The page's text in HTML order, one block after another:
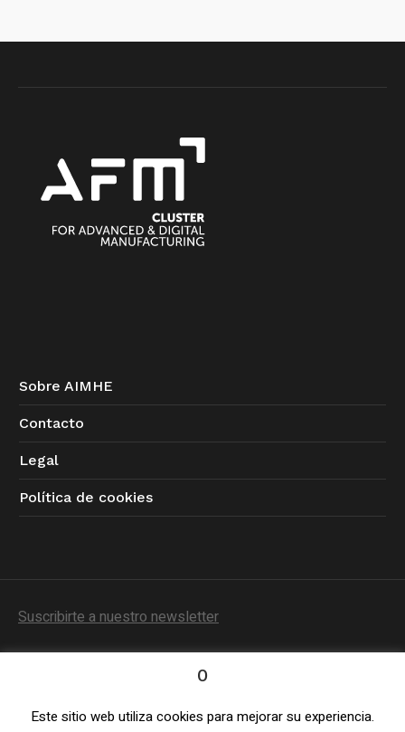
Sobre AIMHE
Contacto
Legal
Política de cookies
Suscribirte a nuestro newsletter
Política de Privacidad/ © 2023 AIMHE / Todos los
0
Este sitio web utiliza cookies para mejorar su experiencia.